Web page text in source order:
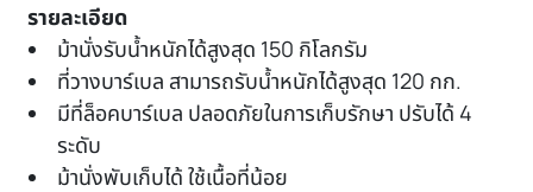
รายละเอียด
ม้านั่งรับน้ำหนักได้สูงสุด 150 กิโลกรัม
ที่วางบาร์เบล สามารถรับน้ำหนักได้สูงสุด 120 กก.
มีที่ล็อคบาร์เบล ปลอดภัยในการเก็บรักษา ปรับได้ 4
ระดับ
ม้านั่งพับเก็บได้ ใช้เนื้อที่น้อย